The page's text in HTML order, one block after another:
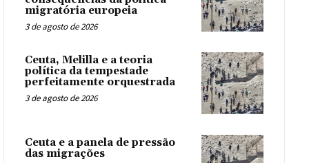
migratória europeia
3 de agosto de 2026
Ceuta, Melilla e a teoria
política da tempestade
perfeitamente orquestrada
3 de agosto de 2026
Ceuta e a panela de pressão
das migrações